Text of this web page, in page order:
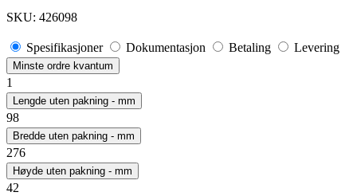
SKU: 426098
Spesifikasjoner Dokumentasjon Betaling Levering
Minste ordre kvantum
1
Lengde uten pakning - mm
98
Bredde uten pakning - mm
276
Høyde uten pakning - mm
42